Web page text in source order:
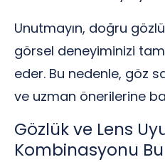
Unutmayın, doğru
görsel deneyiminizi
eder. Bu nedenle, göz
ve uzman önerilerine
Gözlük ve Lens
Kombinasyonu